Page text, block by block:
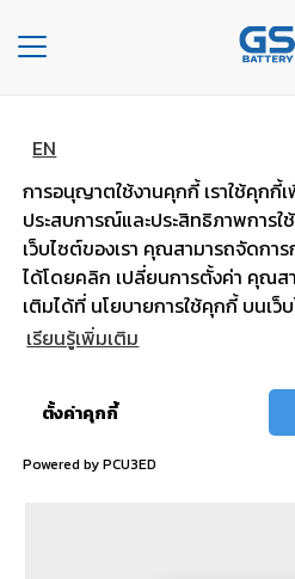
EN
การอนุญาตใช้งานคุกกี้ เราใช้คุกกี้
ประสบการณ์และประสิทธิภาพการ
เว็บไซต์ของเรา คุณสามารถจัดกา
ได้โดยคลิก เปลี่ยนการตั้งค่า คุณ
เติมได้ที่ นโยบายการใช้คุกกี้ บนเว็
เรียนรู้เพิ่มเติม
ตั้งค่าคุกกี้
Powered by PCU3ED
Toggle
navigation
องค์กร
ประเภท
รถยนต์
เเบต
เต